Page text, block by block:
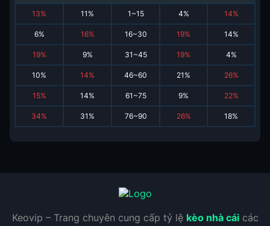
13% 11 % 1~15 4% 14%
6% 16% 16~30 19% 14%
19% 9% 31~45 19% 4%
10% 14% 46~60 21 % 26%
15% 14% 61~75 9% 22%
34% 31 % 76~90 26% 18%
Keovip – Trang chuyên cung cấp tỷ lệ kèo nhà cáicác